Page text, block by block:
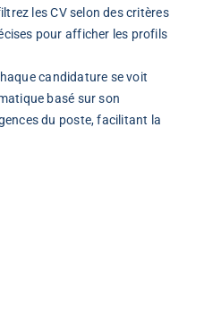
les CV selon des critères
pour afficher les profils
candidature se voit
basé sur son
du poste, facilitant la